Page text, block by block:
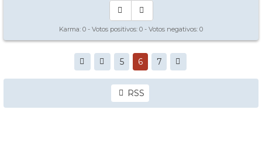
Karma: 0 - Votos positivos: 0 - Votos negativos: 0
5 6 7
RSS